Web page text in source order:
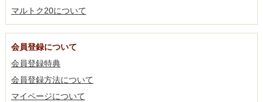
マルトク20について
会員登録について
会員登録特典
会員登録方法について
マイページについて